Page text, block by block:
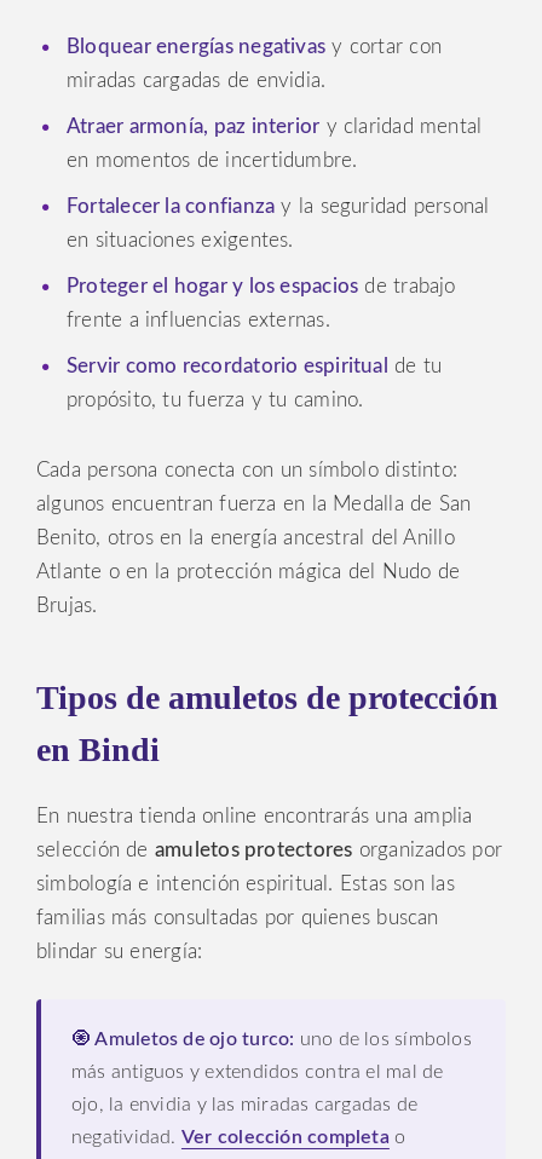
Bloquear energías negativas y cortar con
miradas cargadas de envidia.
Atraer armonía, paz interior y claridad mental
en momentos de incertidumbre.
Fortalecer la confianza y la seguridad personal
en situaciones exigentes.
Proteger el hogar y los espacios de trabajo
frente a influencias externas.
Servir como recordatorio espiritual
de tu
propósito, tu fuerza y tu camino.
Cada persona conecta con un símbolo distinto:
algunos encuentran fuerza en la Medalla de San
Benito, otros en la energía ancestral del Anillo
Atlante o en la protección mágica del Nudo de
Brujas.
Tipos de amuletos de protección
en Bindi
En nuestra tienda online encontrarás una amplia
selección de amuletos protectores organizados por
simbología e intención espiritual. Estas son las
familias más consultadas por quienes buscan
blindar su energía:
🧿 Amuletos de ojo turco: uno de los símbolos
más antiguos y extendidos contra el mal de
ojo, la envidia y las miradas cargadas de
negatividad. Ver colección completa o